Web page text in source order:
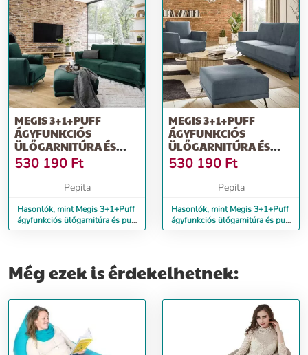
MEGIS 3+1+PUFF
ÁGYFUNKCIÓS
ÜLŐGARNITÚRA ÉS
PUFF SÖTÉTZÖLD
530 190 Ft
Pepita
Hasonlók, mint Megis 3+1+Puff
ágyfunkciós ülőgarnitúra és puff
sötétzöld
MEGIS 3+1+PUFF
ÁGYFUNKCIÓS
ÜLŐGARNITÚRA ÉS
PUFF KÉK
530 190 Ft
Pepita
Hasonlók, mint Megis 3+1+Puff
ágyfunkciós ülőgarnitúra és puff
kék
Még ezek is érdekelhetnek: